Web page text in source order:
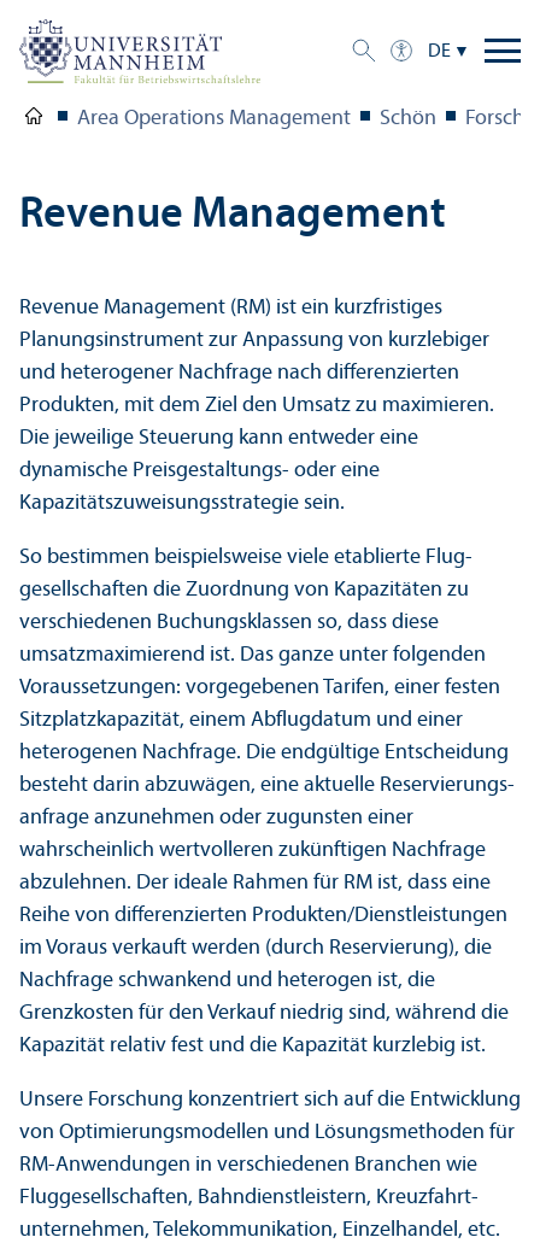
DE
Area Operations Management Schön
Revenue Management
Revenue Management (RM) ist ein kurzfristiges
Planungs­instrument zur Anpassung von kurzlebiger
und heterogener Nachfrage nach differenzierten
Produkten, mit dem Ziel den Umsatz zu maximieren.
Die jeweilige Steuerung kann entweder eine
dynamische Preisgestaltungs- oder eine
Kapazitätszuweisungs­strategie sein.
So bestimmen beispielsweise viele etablierte Flug­
gesellschaften die Zuordnung von Kapazitäten zu
verschiedenen Buchungs­klassen so, dass diese
umsatzmaximierend ist. Das ganze unter folgenden
Voraussetzungen: vorgegebenen Tarifen, einer festen
Sitzplatz­kapazität, einem Abflugdatum und einer
heterogenen Nachfrage. Die endgültige Entscheidung
besteht darin abzuwägen, eine aktuelle Reservierungs­
anfrage anzunehmen oder zugunsten einer
wahrscheinlich wertvolleren zukünftigen Nachfrage
abzulehnen. Der ideale Rahmen für RM ist, dass eine
Reihe von differenzierten Produkten/Dienstleistungen
im Voraus verkauft werden (durch Reservierung), die
Nachfrage schwankend und heterogen ist, die
Grenzkosten für den Verkauf niedrig sind, während die
Kapazität relativ fest und die Kapazität kurzlebig ist.
Unsere Forschung konzentriert sich auf die Entwicklung
von Optimierungs­modellen und Lösungs­methoden für
RM-Anwendungen in verschiedenen Branchen wie
Flug­gesellschaften, Bahndienstleistern, Kreuzfahrt­
unter­nehmen, Telekommunikation, Einzelhandel, etc.